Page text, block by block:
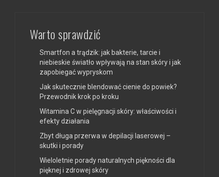
Warto sprawdzić
Smartfon a trądzik: jak bakterie, tarcie i
niebieskie światło wpływają na stan skóry i jak
zapobiegać wypryskom
Jak skutecznie blendować cienie do powiek?
Przewodnik krok po kroku
Witamina C w pielęgnacji skóry: właściwości i
efekty działania
Zbyt długa przerwa w depilacji laserowej –
skutki i porady
Wieloletnie porady naturalnych piękności dla
pięknej i zdrowej skóry